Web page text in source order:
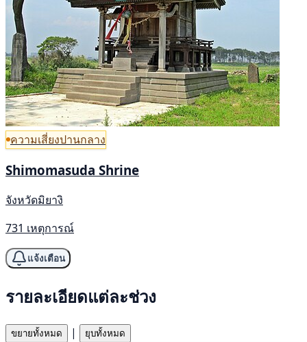
ความเสี่ยงปานกลาง
Shimomasuda Shrine
จังหวัดมิยางิ
731 เหตุการณ์
แจ้งเตือน
รายละเอียดแต่ละช่วง
ขยายทั้งหมด | ยุบทั้งหมด